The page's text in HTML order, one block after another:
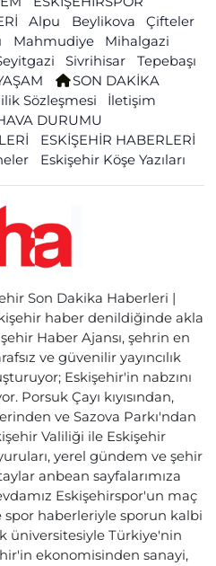
Alpu Beylikova
Çifteler
Mahmudiye
Mihalgazi
Sivrihisar
Tepebaşı
SON DAKİKA
Sözleşmesi
İletişim
DURUMU
ESKİŞEHİR HABERLERİ
Eskişehir Köşe Yazıları
Son Dakika Haberleri |
haber denildiğinde akla
Haber Ajansı, şehrin en
ve güvenilir yayıncılık
Eskişehir'in nabzını
Porsuk Çayı kıyısından,
ve Sazova Parkı'ndan
Valiliği ile Eskişehir
yerel gündem ve şehir
anbean sayfalarımıza
Eskişehirspor'un maç
spor haberleriyle sporun kalbi
üniversitesiyle Türkiye'nin
ekonomisinden sanayi,